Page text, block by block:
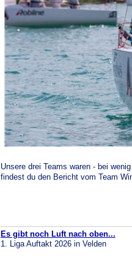
Unsere drei Teams waren - bei
findest du den Bericht vom Team
Es gibt noch Luft nach oben...
1. Liga Auftakt 2026 in Velden